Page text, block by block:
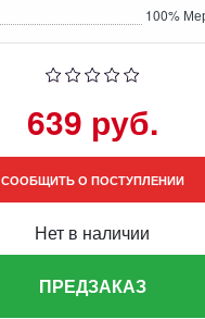
100%
639 руб.
СООБЩИТЬ О ПОСТУПЛЕНИИ
Нет в наличии
ПРЕДЗАКАЗ